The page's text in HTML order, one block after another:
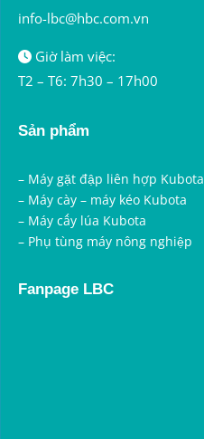
info-lbc@hbc.com.vn
Giờ làm việc:
T2 – T6: 7h30 – 17h00
Sản phẩm
– Máy gặt đập liên hợp Kubota
– Máy cày – máy kéo Kubota
– Máy cấy lúa Kubota
– Phụ tùng máy nông nghiệp
Fanpage LBC